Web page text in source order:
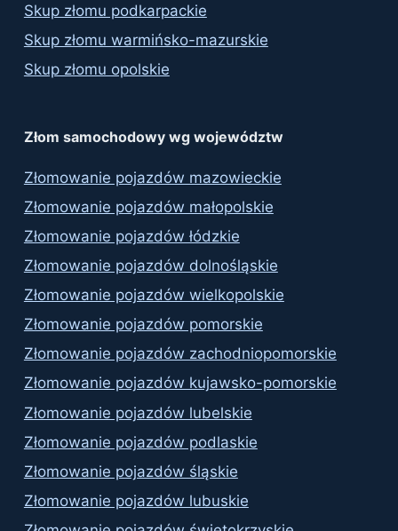
Skup złomu podkarpackie
Skup złomu warmińsko-mazurskie
Skup złomu opolskie
Złom samochodowy wg województw
Złomowanie pojazdów mazowieckie
Złomowanie pojazdów małopolskie
Złomowanie pojazdów łódzkie
Złomowanie pojazdów dolnośląskie
Złomowanie pojazdów wielkopolskie
Złomowanie pojazdów pomorskie
Złomowanie pojazdów zachodniopomorskie
Złomowanie pojazdów kujawsko-pomorskie
Złomowanie pojazdów lubelskie
Złomowanie pojazdów podlaskie
Złomowanie pojazdów śląskie
Złomowanie pojazdów lubuskie